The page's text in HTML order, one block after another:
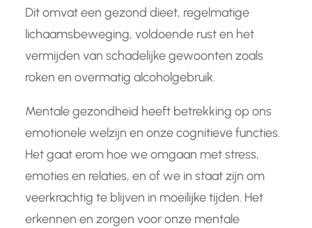
Dit omvat een gezond dieet, regelmatige
lichaamsbeweging, voldoende rust en het
vermijden van schadelijke gewoonten zoals
roken en overmatig alcoholgebruik.
Mentale gezondheid heeft betrekking op ons
emotionele welzijn en onze cognitieve functies.
Het gaat erom hoe we omgaan met stress,
emoties en relaties, en of we in staat zijn om
veerkrachtig te blijven in moeilijke tijden. Het
erkennen en zorgen voor onze mentale